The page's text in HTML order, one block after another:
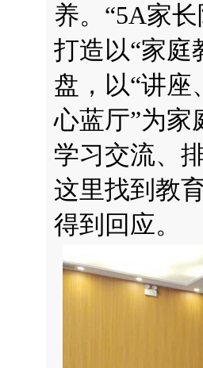
养。 “5A家
打造以“家庭
盘，以“讲座
心蓝厅”为家
学习交流、
这里找到教
得到回应。